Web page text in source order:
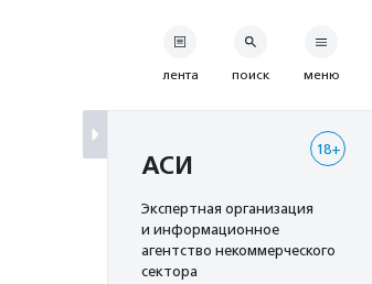
лента поиск меню
18+
АСИ
Экспертная организация
и информационное
агентство некоммерческого
сектора